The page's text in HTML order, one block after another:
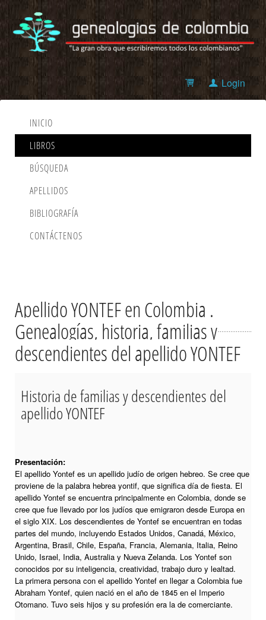
Login
INICIO
LIBROS
BÚSQUEDA
APELLIDOS
BIBLIOGRAFÍA
CONTÁCTENOS
Apellido YONTEF en Colombia .
Genealogías, historia, familias y
descendientes del apellido YONTEF
Historia de familias y descendientes del
apellido YONTEF
Presentación:
El apellido Yontef es un apellido judío de origen hebreo. Se cree que
proviene de la palabra hebrea yontif, que significa día de fiesta. El
apellido Yontef se encuentra principalmente en Colombia, donde se
cree que fue llevado por los judíos que emigraron desde Europa en
el siglo XIX. Los descendientes de Yontef se encuentran en todas
partes del mundo, incluyendo Estados Unidos, Canadá, México,
Argentina, Brasil, Chile, España, Francia, Alemania, Italia, Reino
Unido, Israel, India, Australia y Nueva Zelanda. Los Yontef son
conocidos por su inteligencia, creatividad, trabajo duro y lealtad.
La primera persona con el apellido Yontef en llegar a Colombia fue
Abraham Yontef, quien nació en el año de 1845 en el Imperio
Otomano. Tuvo seis hijos y su profesión era la de comerciante.